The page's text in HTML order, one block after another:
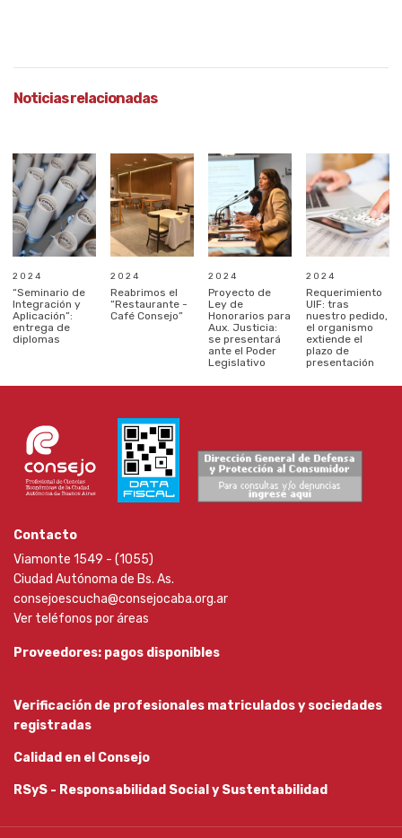
Noticias relacionadas
2024
“Seminario de
Integración y
Aplicación”:
entrega de
diplomas
2024
Reabrimos el
“Restaurante -
Café Consejo”
2024
Proyecto de
Ley de
Honorarios para
Aux. Justicia:
se presentará
ante el Poder
Legislativo
2024
Requerimiento
UIF: tras
nuestro pedido,
el organismo
extiende el
plazo de
presentación
Contacto
Viamonte 1549 - (1055)
Ciudad Autónoma de Bs. As.
consejoescucha@consejocaba.org.ar
Ver teléfonos por áreas
Proveedores: pagos disponibles
Verificación de profesionales matriculados y sociedades
registradas
Calidad en el Consejo
RSyS - Responsabilidad Social y Sustentabilidad